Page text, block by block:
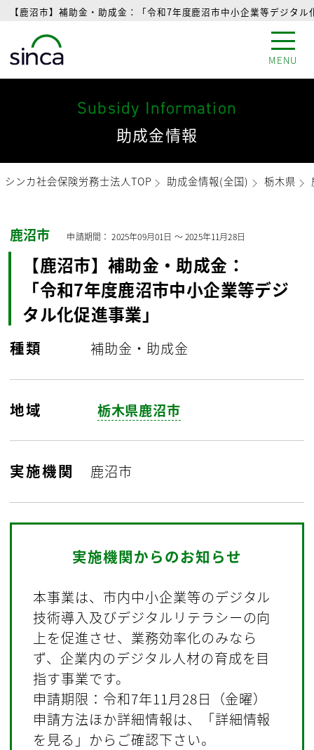
【鹿沼市】補助金・助成金：「令和7年度鹿沼市中小企業等デジタ
MENU
Subsidy Information
助成金情報
シンカ社会保険労務士法人TOP 助成金情報(全国) 栃木県
鹿沼市 申請期間：2025年09月01日 〜2025年11月28日
【鹿沼市】補助金・助成金：
「令和7年度鹿沼市中小企業等デジ
タル化促進事業」
種類 補助金・助成金
地域 栃木県鹿沼市
実施機関 鹿沼市
実施機関からのお知らせ
本事業は、市内中小企業等のデジタル
技術導入及びデジタルリテラシーの向
上を促進させ、業務効率化のみなら
ず、企業内のデジタル人材の育成を目
指す事業です。
申請期限：令和7年11月28日（金曜）
申請方法ほか詳細情報は、「詳細情報
を見る」からご確認下さい。